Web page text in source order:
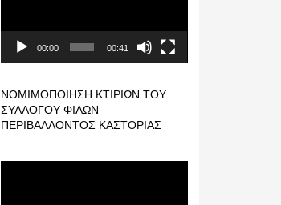
00:00 00:41
ΝΟΜΙΜΟΠΟΊΗΣΗ ΚΤΙΡΊΩΝ ΤΟΥ
ΣΥΛΛΌΓΟΥ ΦΊΛΩΝ
ΠΕΡΙΒΆΛΛΟΝΤΟΣ ΚΑΣΤΟΡΙΆΣ